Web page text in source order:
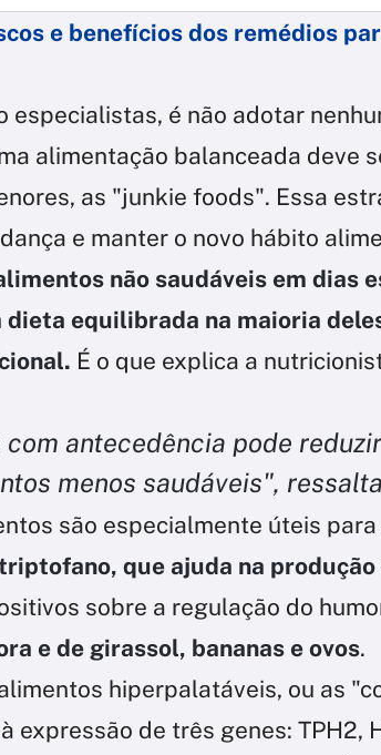
e benefícios dos remédios
especialistas, é não adotar
alimentação balanceada deve
as "junkie foods". Essa
e manter o novo hábito
não saudáveis em dias
equilibrada na maioria
É o que explica a
antecedência pode
menos saudáveis",
são especialmente úteis
que ajuda na produção
sobre a regulação do
e de girassol, bananas e ovos.
hiperpalatáveis, ou as
expressão de três genes: TPH2,